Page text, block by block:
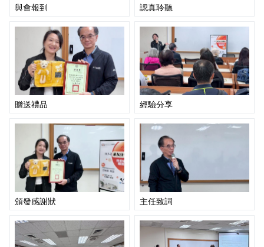
與會報到 認真聆聽
贈送禮品 經驗分享
頒發感謝狀 主任致詞